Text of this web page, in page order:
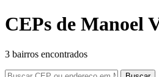
CEPs de Manoel
3 bairros encontrados